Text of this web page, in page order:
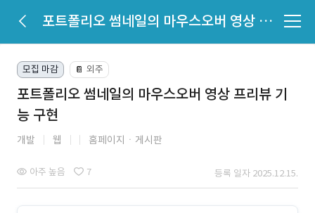
포트폴리오 썸네일의 마우스오버 영상 프리뷰 기능 구현
모집 마감 📔 외주
포트폴리오 썸네일의 마우스오버 영상 프리뷰 기
능 구현
개발 웹 홈페이지ㆍ게시판
아주 높음 7 등록 일자 2025.12.15.